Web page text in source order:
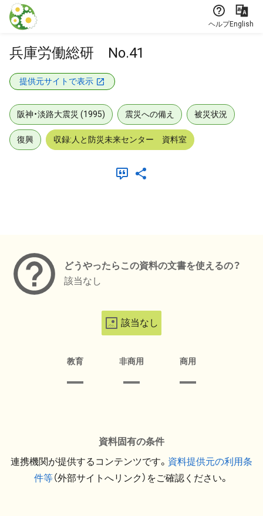
本文に飛ぶ
ヘルプEnglish
兵庫労働総研 No.41
提供元サイトで表示
阪神・淡路大震災 (1995) 震災への備え 被災状況
復興 収録:人と防災未来センター 資料室
どうやったらこの資料の文書を使えるの？
該当なし
該当なし
教育 非商用 商用
資料固有の条件
連携機関が提供するコンテンツです。 資料提供元の利用条
件等（外部サイトへリンク）をご確認ください。